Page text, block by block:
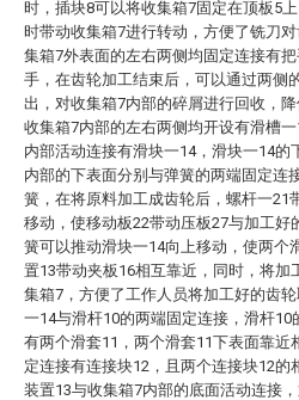
时，插块8可以将收集箱7固定在顶板5
时带动收集箱7进行转动，方便了铣刀
集箱7外表面的左右两侧均固定连接有
手，在齿轮加工结束后，可以通过两侧
出，对收集箱7内部的碎屑进行回收，降
收集箱7内部的左右两侧均开设有滑槽
内部活动连接有滑块一14，滑块一14的
内部的下表面分别与弹簧的两端固定连
簧，在将原料加工成齿轮后，螺杆一21
移动，使移动板22带动压板27与加工好
簧可以推动滑块一14向上移动，使两个
置13带动夹板16相互靠近，同时，将加
集箱7，方便了工作人员将加工好的齿
一14与滑杆10的两端固定连接，滑杆10
有两个滑套11，两个滑套11下表面靠近
定连接有连接块12，且两个连接块12的
装置13与收集箱7内部的底面活动连接